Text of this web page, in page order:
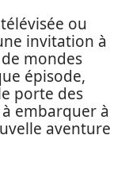
télévisée ou
invitation à
mondes
épisode,
porte des
embarquer à
aventure